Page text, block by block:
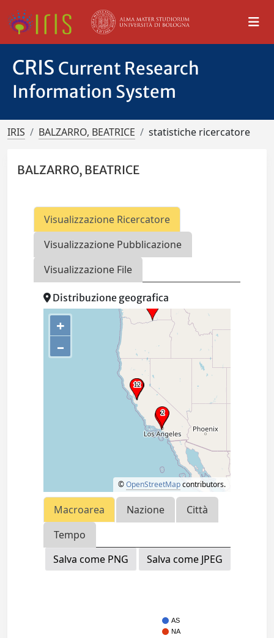
CRIS Current Research
Information System
IRIS BALZARRO, BEATRICE statistiche ricercatore
BALZARRO, BEATRICE
Visualizzazione Ricercatore
Visualizzazione Pubblicazione
Visualizzazione File
Distribuzione geografica
+
–
©OpenStreetMapcontributors.
Macroarea Nazione
Città
Tempo
Salva come PNG
Salva come JPEG
AS
NA